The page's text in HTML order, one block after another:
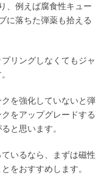
、例えば腐食性キュー
に落ちた弾薬も拾える
リングしなくてもジャ
を強化していないと弾
をアップグレードする
と思います。
いるなら、まずは磁性
をおすすめします。